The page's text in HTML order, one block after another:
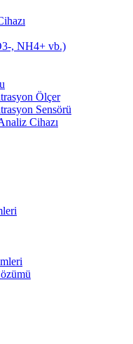
, NH4+ vb.)
Ölçer
Sensörü
Cihazı